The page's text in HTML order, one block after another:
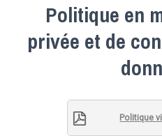
Politique en
privée et de
Politique